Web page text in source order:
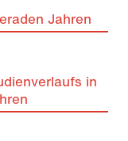
Jahren
in